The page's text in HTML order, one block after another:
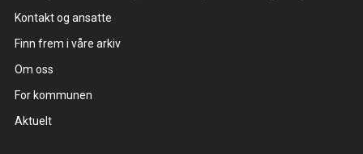
Kontakt og ansatte
Finn frem i våre arkiv
Om oss
For kommunen
Aktuelt